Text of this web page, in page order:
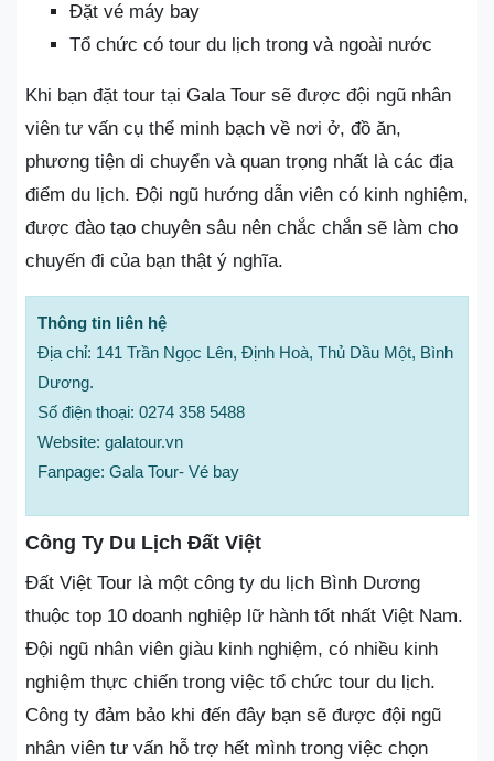
Đặt vé máy bay
Tổ chức có tour du lịch trong và ngoài nước
Khi bạn đặt tour tại Gala Tour sẽ được đội ngũ nhân
viên tư vấn cụ thể minh bạch về nơi ở, đồ ăn,
phương tiện di chuyển và quan trọng nhất là các địa
điểm du lịch. Đội ngũ hướng dẫn viên có kinh nghiệm,
được đào tạo chuyên sâu nên chắc chắn sẽ làm cho
chuyến đi của bạn thật ý nghĩa.
Thông tin liên hệ
Địa chỉ: 141 Trần Ngọc Lên, Định Hoà, Thủ Dầu Một, Bình
Dương.
Số điện thoại: 0274 358 5488
Website: galatour.vn
Fanpage: Gala Tour- Vé bay
Công Ty Du Lịch Đất Việt
Đất Việt Tour là một công ty du lịch Bình Dương
thuộc top 10 doanh nghiệp lữ hành tốt nhất Việt Nam.
Đội ngũ nhân viên giàu kinh nghiệm, có nhiều kinh
nghiệm thực chiến trong việc tổ chức tour du lịch.
Công ty đảm bảo khi đến đây bạn sẽ được đội ngũ
nhân viên tư vấn hỗ trợ hết mình trong việc chọn